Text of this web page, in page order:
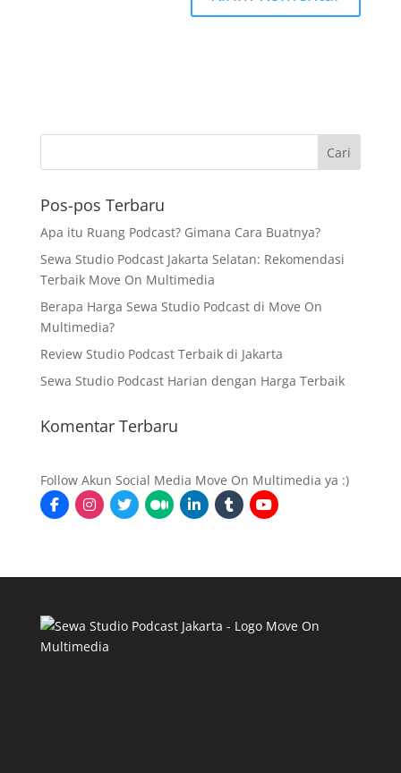
Pos-pos Terbaru
Apa itu Ruang Podcast? Gimana Cara Buatnya?
Sewa Studio Podcast Jakarta Selatan: Rekomendasi
Terbaik Move On Multimedia
Berapa Harga Sewa Studio Podcast di Move On
Multimedia?
Review Studio Podcast Terbaik di Jakarta
Sewa Studio Podcast Harian dengan Harga Terbaik
Komentar Terbaru
Follow Akun Social Media Move On Multimedia ya :)